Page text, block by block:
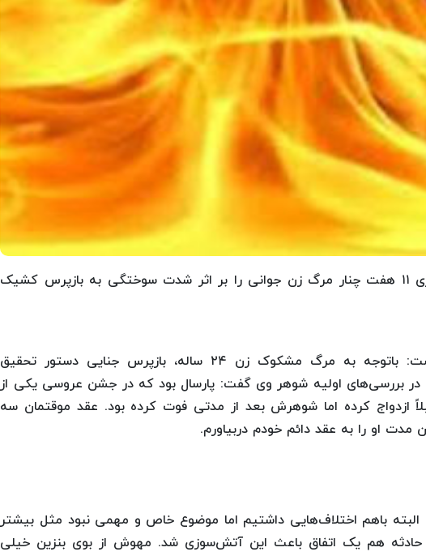
:۶ بهمن مأموران کلانتری ۱۱ هفت چنار مرگ زن جوانی را بر اثر شدت سوختگی به بازپرس کشیک
به گزارش سلامت نیوز، ایران نوشت: باتوجه به مرگ مشکوک زن ۲۴ ساله، بازپرس جنایی دستور تحقیق
بررسی‌های اولیه شوهر وی گفت: پارسال بود که در جشن عروسی یکی از
ازدواج کرده اما شوهرش بعد از مدتی فوت کرده بود. عقد موقتمان سه
مدت او را به عقد دائم خودم دربیاورم.
مدت البته باهم اختلاف‌هایی داشتیم اما موضوع خاص و مهمی نبود مثل بیشتر
حادثه هم یک اتفاق باعث این آتش‌سوزی شد. مهوش از بوی بنزین خیلی